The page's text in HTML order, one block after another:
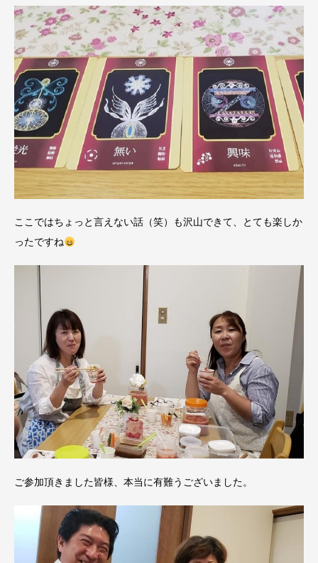
ここではちょっと言えない話（笑）も沢山できて、とても楽しか
ったですね
ご参加頂きました皆様、本当に有難うございました。